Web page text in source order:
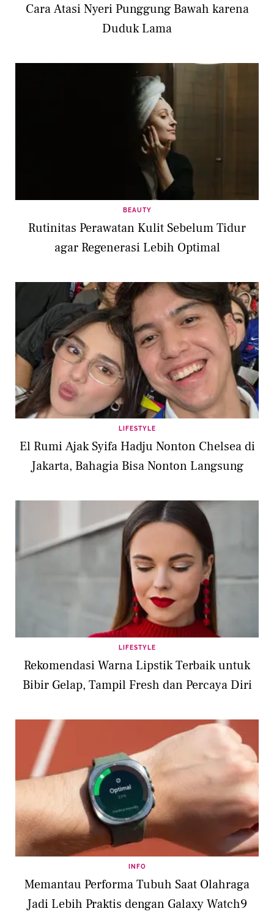
Cara Atasi Nyeri Punggung Bawah karena
Duduk Lama
BEAUTY
Rutinitas Perawatan Kulit Sebelum Tidur
agar Regenerasi Lebih Optimal
LIFESTYLE
El Rumi Ajak Syifa Hadju Nonton Chelsea di
Jakarta, Bahagia Bisa Nonton Langsung
LIFESTYLE
Rekomendasi Warna Lipstik Terbaik untuk
Bibir Gelap, Tampil Fresh dan Percaya Diri
INFO
Memantau Performa Tubuh Saat Olahraga
Jadi Lebih Praktis dengan Galaxy Watch9